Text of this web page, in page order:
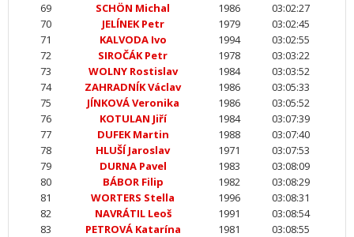
69
SCHÖN Michal 1986
03:02:27
70
JELÍNEK Petr 1979
03:02:45
71
KALVODA Ivo 1994
03:02:55
72
SIROČÁK Petr 1978
03:03:22
73
WOLNY Rostislav 1984
03:03:52
74
ZAHRADNÍK Václav 1986
03:05:33
75
JÍNKOVÁ Veronika 1986
03:05:52
76
KOTULAN Jiří 1984
03:07:39
77
DUFEK Martin 1988
03:07:40
78
HLUŠÍ Jaroslav 1971
03:07:53
79
DURNA Pavel 1983
03:08:09
80
BÁBOR Filip 1982
03:08:29
81
WORTERS Stella 1996
03:08:31
82
NAVRÁTIL Leoš 1991
03:08:54
83
PETROVÁ Katarína 1981
03:08:55